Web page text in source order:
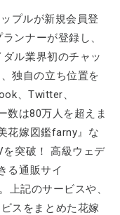
プルが新規会員登
ンナーが登録し、
ル業界初のチャッ
独自の立ち位置を
、Twitter、
数は80万人を超えま
花嫁図鑑farny』な
を突破！ 高級ウェデ
る通販サイ
上記のサービスや、
スをまとめた花嫁